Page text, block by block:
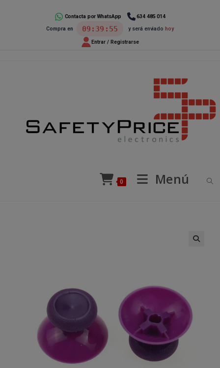
Contacta por WhatsApp
634 485 014
Compra en
09:39:55 y será enviado hoy
Entrar / Registrarse
0 Menú